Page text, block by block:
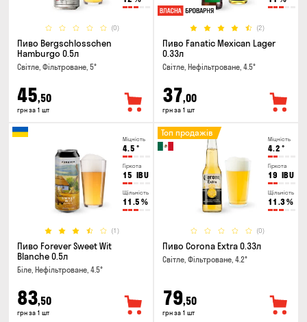
(0)
Пиво Bergschlosschen
Hamburgo 0.5л
Світле, Фільтроване, 5°
45,50
грн за 1 шт
(2)
Пиво Fanatic Mexican Lager
0.33л
Світле, Нефільтроване, 4.5°
37,00
грн за 1 шт
Міцність
4.5 °
Гіркота
15 IBU
Щільність
11.5 %
(1)
Пиво Forever Sweet Wit
Blanche 0.5л
Біле, Нефільтроване, 4.5°
83,50
грн за 1 шт
Міцність
4.2 °
Гіркота
19 IBU
Щільність
11.3%
(0)
Топ продажів
Пиво Corona Extra 0.33л
Світле, Фільтроване, 4.2°
79,50
грн за 1 шт